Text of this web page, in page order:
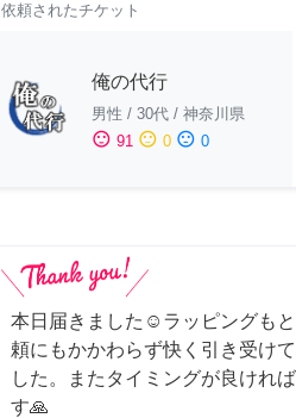
依頼されたチケット
俺の代行
男性 / 30代 / 神奈川県
sentiment_satisfied 91 sentiment_neutral 0 sentiment_dissatisfied 0
本日届きました☺️ラッピングも
頼にもかかわらず快く引き受け
した。またタイミングが良けれ
す🙏